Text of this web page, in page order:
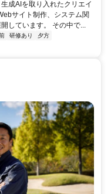
成AIを取り入れたクリエイ
サイト制作、システム関
しています。 その中で...
研修あり
夕方